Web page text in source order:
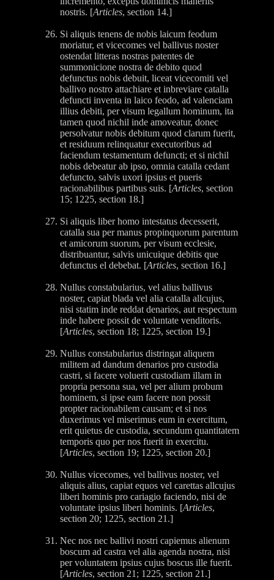
nostris. [Articles, section 14.]
Si aliquis tenens de nobis laicum feodum
moriatur, et vicecomes vel ballivus noster
ostendat litteras nostras patentes de
summonicione nostra de debito quod
defunctus nobis debuit, liceat vicecomiti vel
ballivo nostro attachiare et inbreviare catalla
defuncti inventa in laico feodo, ad valenciam
illius debiti, per visum legallum hominum, ita
tamen quod nichil inde amoveatur, donec
persolvatur nobis debitum quod clarum fuerit,
et residuum relinquatur executoribus ad
faciendum testamentum defuncti; et si nichil
nobis debeatur ab ipso, omnia catalla cedant
defuncto, salvis uxori ipsius et pueris
racionabilibus partibus suis. [Articles, section
15; 1225, section 18.]
Si aliquis liber homo intestatus decesserit,
catalla sua per manus propinquorum parentum
et amicorum suorum, per visum ecclesie,
distribuantur, salvis unicuique debitis que
defunctus el debebat. [Articles, section 16.]
Nullus constabularius, vel alius ballivus
noster, capiat blada vel alia catalla allcujus,
nisi statim inde reddat denarios, aut respectum
inde habere possit de voluntate venditoris.
[Articles, section 18; 1225, section 19.]
Nullus constabularius distringat aliquem
militem ad dandum denarios pro custodia
castri, si facere voluerit custodiam illam in
propria persona sua, vel per alium probum
hominem, si ipse eam facere non possit
propter racionabilem causam; et si nos
duxerimus vel miserimus eum in exercitum,
erit quietus de custodia, secundum quantitatem
temporis quo per nos fuerit in exercitu.
[Articles, section 19; 1225, section 20.]
Nullus vicecomes, vel ballivus noster, vel
aliquis alius, capiat equos vel carettas allcujus
liberi hominis pro cariagio faciendo, nisi de
voluntate ipsius liberi hominis. [Articles,
section 20; 1225, section 21.]
Nec nos nec ballivi nostri capiemus alienum
boscum ad castra vel alia agenda nostra, nisi
per voluntatem ipsius cujus boscus ille fuerit.
[Articles, section 21; 1225, section 21.]